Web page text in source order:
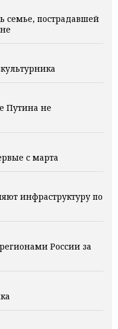
семье, пострадавшей
Путина не
с марта
инфраструктуру по
России за